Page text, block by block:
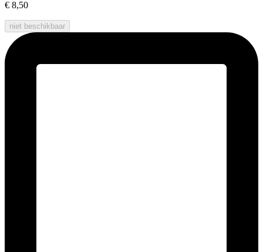
€ 8,50
niet beschikbaar